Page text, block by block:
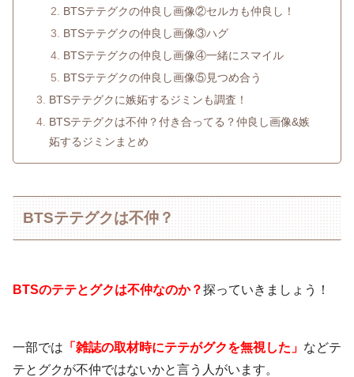
BTSテテグクの仲良し画像②セルカも仲良し！
BTSテテグクの仲良し画像③ハグ
BTSテテグクの仲良し画像④一緒にスマイル
BTSテテグクの仲良し画像⑤見つめ合う
BTSテテグクに嫉妬するジミンも調査！
BTSテテグクは不仲？付き合ってる？仲良し画像&嫉
妬するジミンまとめ
BTSテテグクは不仲？
BTSのテテとグクは不仲なのか？探っていきましょう！
一部では 「雑誌の取材時にテテがグクを無視した」 などテ
テとグクが不仲ではないかと言う人がいます。